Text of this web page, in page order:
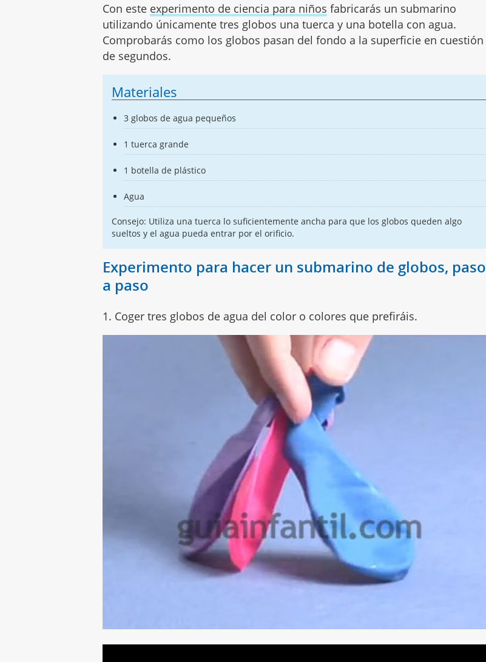
Con este experimento de ciencia para niños fabricarás un submarino
utilizando únicamente tres globos una tuerca y una botella con agua.
Comprobarás como los globos pasan del fondo a la superficie en cuestión
de segundos.
Materiales
3 globos de agua pequeños
1 tuerca grande
1 botella de plástico
Agua
Consejo: Utiliza una tuerca lo suficientemente ancha para que los globos queden algo
sueltos y el agua pueda entrar por el orificio.
Experimento para hacer un submarino de globos, paso
a paso
1. Coger tres globos de agua del color o colores que prefiráis.